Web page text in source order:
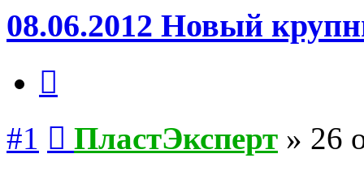
08.06.2012 Новый
#1 ПластЭксперт » 26